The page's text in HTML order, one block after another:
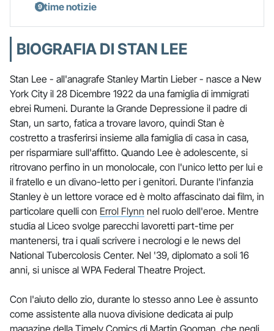
Ultime notizie
BIOGRAFIA DI STAN LEE
Stan Lee - all'anagrafe Stanley Martin Lieber - nasce a New
York City il 28 Dicembre 1922 da una famiglia di immigrati
ebrei Rumeni. Durante la Grande Depressione il padre di
Stan, un sarto, fatica a trovare lavoro, quindi Stan è
costretto a trasferirsi insieme alla famiglia di casa in casa,
per risparmiare sull'affitto. Quando Lee è adolescente, si
ritrovano perfino in un monolocale, con l'unico letto per lui e
il fratello e un divano-letto per i genitori. Durante l'infanzia
Stanley è un lettore vorace ed è molto affascinato dai film, in
particolare quelli con Errol Flynn nel ruolo dell'eroe. Mentre
studia al Liceo svolge parecchi lavoretti part-time per
mantenersi, tra i quali scrivere i necrologi e le news del
National Tubercolosis Center. Nel '39, diplomato a soli 16
anni, si unisce al WPA Federal Theatre Project.
Con l'aiuto dello zio, durante lo stesso anno Lee è assunto
come assistente alla nuova divisione dedicata ai pulp
magazine della Timely Comics di Martin Gooman, che negli